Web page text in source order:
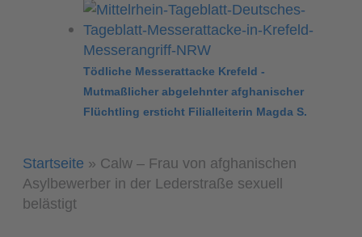
Tödliche Messerattacke Krefeld -
Mutmaßlicher abgelehnter afghanischer
Flüchtling ersticht Filialleiterin Magda S.
Startseite » Calw – Frau von afghanischen
Asylbewerber in der Lederstraße sexuell
belästigt